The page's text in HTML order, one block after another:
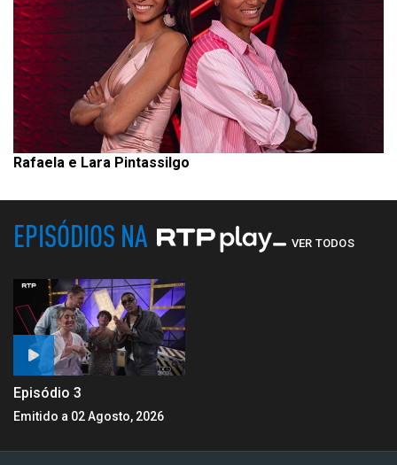
Rafaela e Lara Pintassilgo
EPISÓDIOS NA VER TODOS
Episódio 3
Emitido a 02 Agosto, 2026